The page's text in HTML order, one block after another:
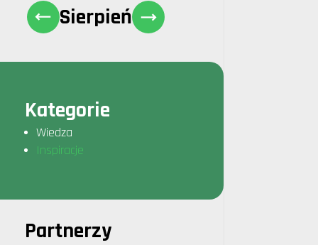
Sierpień
Kategorie
Wiedza
Inspiracje
Partnerzy